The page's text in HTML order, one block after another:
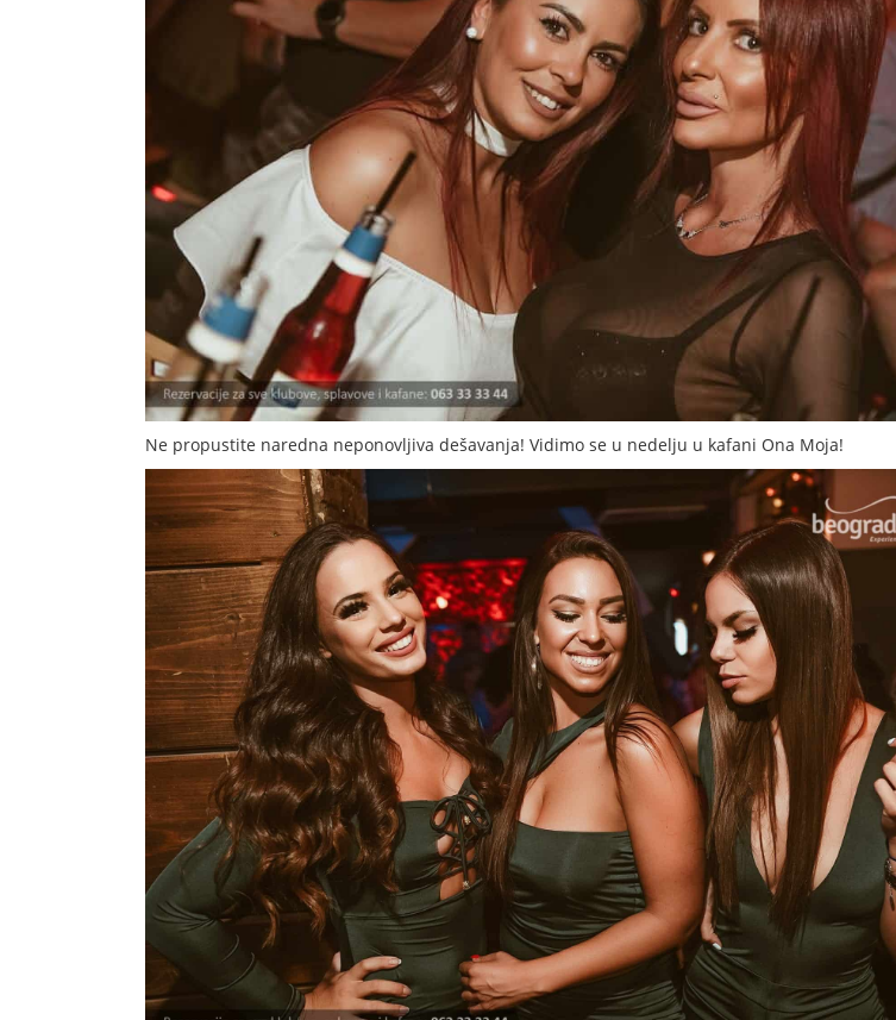
Ne propustite naredna neponovljiva dešavanja! Vidimo se u nedelju u kafani Ona Moja!